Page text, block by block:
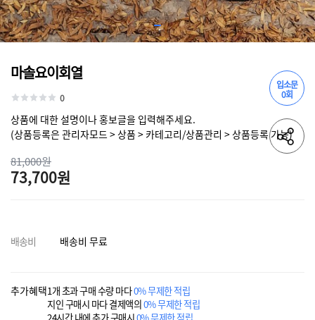
입소문
0회
마솔요이회열
0
상품에 대한 설명이나 홍보글을 입력해주세요.
(상품등록은 관리자모드 > 상품 > 카테고리/상품관리 > 상품등록 가능)
81,000원
73,700원
배송비 배송비 무료
추가혜택1개 초과 구매 수량 마다0% 무제한 적립
지인 구매시 마다 결제액의0% 무제한 적립